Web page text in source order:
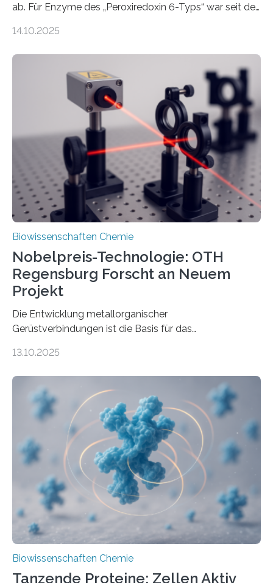
ab. Für Enzyme des „Peroxiredoxin 6-Typs“ war seit der
für diese Reaktion stammen. Die Arbeitsgruppe von
zeigten an zwei Modellorganismen – Mensch und
Malariaerreger –, dass Peroxiredoxin-6-Enzyme schnell
mit Hydrogensulfid reagieren. Hydrogensulfid ist das
Anion von Schwefelwasserstoff. Die von der Deutschen
Forschungsgemeinschaft (DFG) geförderte Studie ist
im Fachmagazin „Advanced Science“ erschienen. Die
Erkenntnisse stellen…
14.10.2025
Biowissenschaften Chemie
Nobelpreis-Technologie: OTH
Regensburg Forscht an Neuem
Projekt
Die Entwicklung metallorganischer
Gerüstverbindungen ist die Basis für das
und sein Team wollen damit Ausfälle bei
die Chemie-Nobelpreisträger hat am Mittwoch an der
OTH Regensburg für Aufsehen gesorgt. Die drei
Wissenschaftler Susumu Kitagawa (Japan), Richard
Robson (Australien) und Omar Yaghi (USA) wurden für
die Entwicklung metallorganischer Gerüstverbindungen
(Metal-organic Frameworks, MOFs) von der Königlich-
Schwedischen Akademie der Wissenschaften
ausgezeichnet. Mit eben dieser Technologie entwickeln
Forschende der OTH Regensburg innovative Sensoren
für…
13.10.2025
Biowissenschaften Chemie
Tanzende Proteine: Zellen Aktiv